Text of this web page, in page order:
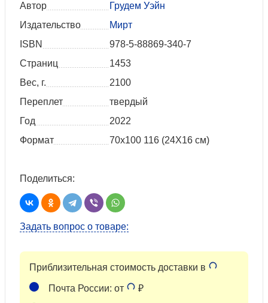
Автор
Грудем Уэйн
Издательство
Мирт
ISBN
978-5-88869-340-7
Страниц
1453
Вес, г.
2100
Переплет
твердый
Год
2022
Формат
70x100 116 (24Х16 см)
Поделиться:
Задать вопрос о товаре:
Приблизительная стоимость доставки в
Почта России: от ₽